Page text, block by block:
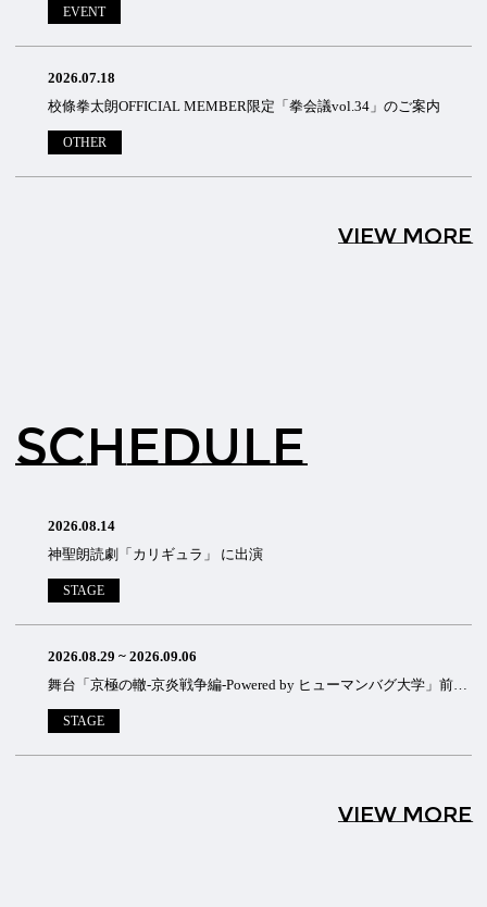
EVENT
2026.07.18
校條拳太朗OFFICIAL MEMBER限定「拳会議vol.34」のご案内
OTHER
VIEW MORE
SCHEDULE
2026.08.14
神聖朗読劇「カリギュラ」 に出演
STAGE
2026.08.29 ~ 2026.09.06
STAGE
VIEW MORE